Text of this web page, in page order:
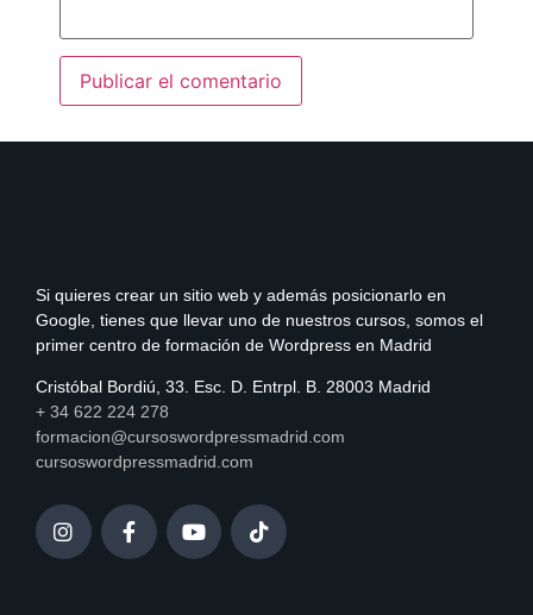
Si quieres crear un sitio web y además posicionarlo en
Google, tienes que llevar uno de nuestros cursos, somos el
primer centro de formación de Wordpress en Madrid
Cristóbal Bordiú, 33. Esc. D. Entrpl. B. 28003 Madrid
+ 34 622 224 278
formacion@cursoswordpressmadrid.com
cursoswordpressmadrid.com